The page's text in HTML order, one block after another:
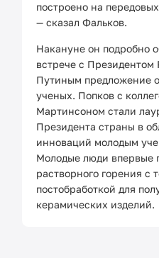
построено на
— сказал Фальков.
Накануне он подробно
встрече с
Путиным предложение
ученых. Попков с
Мартинсоном стали
Президента страны в
инноваций молодым
Молодые люди впервые
растворного горения с
постобработкой для
керамических изделий.